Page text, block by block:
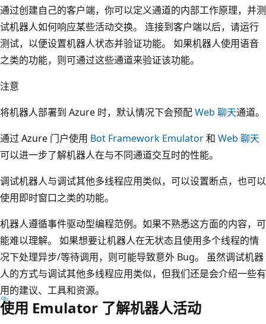
通过创建自己的客户端，你可以定义通道的内部工作原理，并测
试机器人如何响应某些活动交换。 连接到客户端以后，请运行
测试，以便设置机器人状态并验证功能。 如果机器人使用语音
之类的功能，则可通过这些通道来验证该功能。
注意
将机器人部署到 Azure 时，默认情况下会预配Web 聊天通道。
通过 Azure 门户使用 Bot Framework Emulator和 Web 聊天
可以进一步了解机器人在与不同通道交互时的性能。
调试机器人与调试其他多线程应用类似，可以设置断点，也可以
使用即时窗口之类的功能。
机器人遵循事件驱动型编程范例。如果不熟悉这方面的内容，可
能难以理解。 如果想要让机器人在无状态且使用多个线程的情
况下处理异步/等待调用，则可能导致意外 Bug。 虽然调试机器
人的方式与调试其他多线程应用类似，但我们还是会介绍一些有
用的建议、工具和资源。
使用 Emulator 了解机器人活动